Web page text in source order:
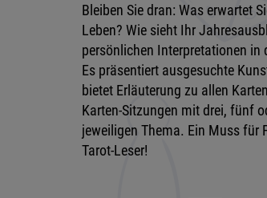
Bleiben Sie dran: Was erwartet
Leben? Wie sieht Ihr
persönlichen Interpretationen
Es präsentiert ausgesuchte
bietet Erläuterung zu allen
Karten-Sitzungen mit drei, fünf
jeweiligen Thema. Ein Muss für
Tarot-Leser!